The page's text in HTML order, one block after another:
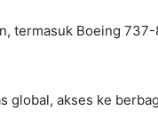
termasuk Boeing
akses ke